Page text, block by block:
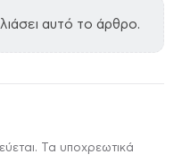
αυτό το άρθρο.
Τα υποχρεωτικά